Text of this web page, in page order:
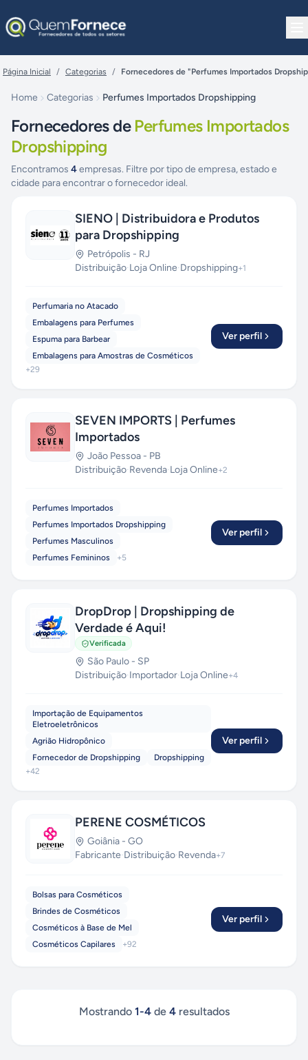
Página Inicial / Categorias / Fornecedores de "Perfumes Importados
Home Categorias Perfumes Importados Dropshipping
Fornecedores de Perfumes Importados
Dropshipping
Encontramos 4empresas. Filtre por tipo de empresa, estado e
cidade para encontrar o fornecedor ideal.
SIENO | Distribuidora e Produtos
para Dropshipping
Petrópolis - RJ
Distribuição·Loja Online·Dropshipping+1
Perfumaria no Atacado
Embalagens para Perfumes
Espuma para Barbear
Embalagens para Amostras de Cosméticos
+29
Ver perfil
SEVEN IMPORTS | Perfumes
Importados
João Pessoa - PB
Distribuição·Revenda·Loja Online+2
Perfumes Importados
Perfumes Importados Dropshipping
Perfumes Masculinos
Perfumes Femininos
+5
Ver perfil
DropDrop | Dropshipping de
Verdade é Aqui!
Verificada
São Paulo - SP
Distribuição·Importador·Loja Online+4
Importação de Equipamentos
Eletroeletrônicos
Agrião Hidropônico
Fornecedor de Dropshipping
Dropshipping
+42
Ver perfil
PERENE COSMÉTICOS
Goiânia - GO
Fabricante·Distribuição·Revenda+7
Bolsas para Cosméticos
Brindes de Cosméticos
Cosméticos à Base de Mel
Cosméticos Capilares
+92
Ver perfil
Mostrando 1-4de 4resultados